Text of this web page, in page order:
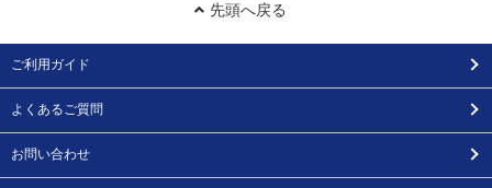
先頭へ戻る
ご利用ガイド
よくあるご質問
お問い合わせ